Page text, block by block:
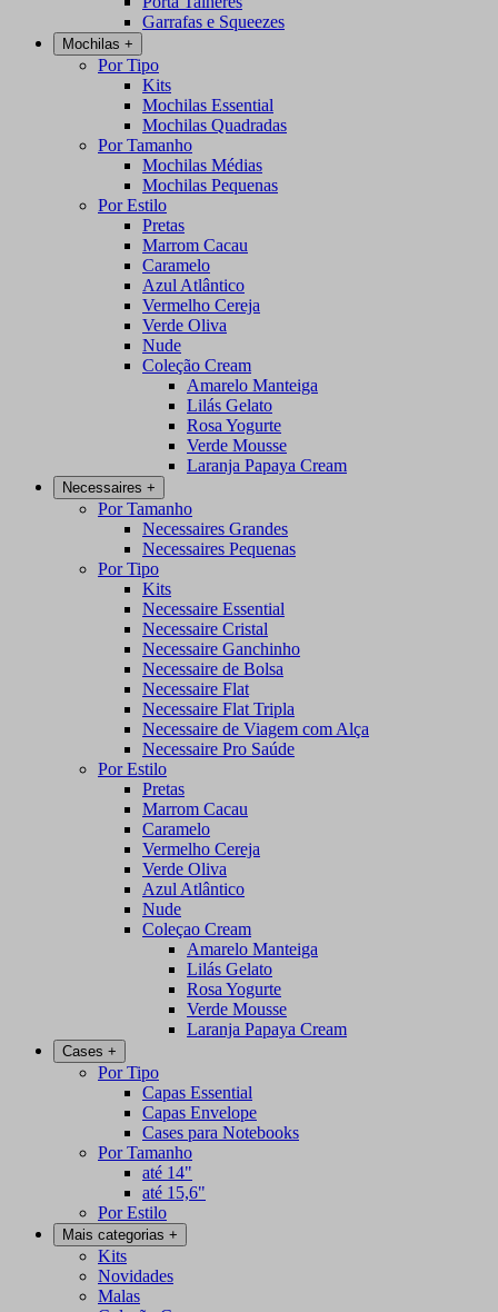
Garrafas e Squeezes
Mochilas +
Por Tipo
Kits
Mochilas Essential
Mochilas Quadradas
Por Tamanho
Mochilas Médias
Mochilas Pequenas
Por Estilo
Pretas
Marrom Cacau
Caramelo
Azul Atlântico
Vermelho Cereja
Verde Oliva
Nude
Coleção Cream
Amarelo Manteiga
Lilás Gelato
Rosa Yogurte
Verde Mousse
Laranja Papaya Cream
Necessaires +
Por Tamanho
Necessaires Grandes
Necessaires Pequenas
Por Tipo
Kits
Necessaire Essential
Necessaire Cristal
Necessaire Ganchinho
Necessaire de Bolsa
Necessaire Flat
Necessaire Flat Tripla
Necessaire de Viagem com Alça
Necessaire Pro Saúde
Por Estilo
Pretas
Marrom Cacau
Caramelo
Vermelho Cereja
Verde Oliva
Azul Atlântico
Nude
Coleçao Cream
Amarelo Manteiga
Lilás Gelato
Rosa Yogurte
Verde Mousse
Laranja Papaya Cream
Cases +
Por Tipo
Capas Essential
Capas Envelope
Cases para Notebooks
Por Tamanho
até 14"
até 15,6"
Por Estilo
Mais categorias +
Kits
Novidades
Malas